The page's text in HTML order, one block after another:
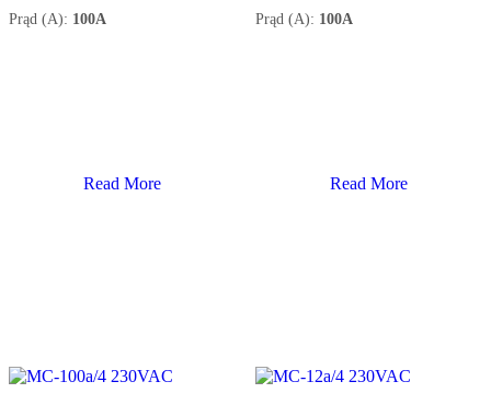
Prąd (A): 100A
Read More
Prąd (A): 100A
Read More